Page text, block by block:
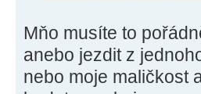
Mňo musíte to
anebo jezdit z
nebo moje maličkost